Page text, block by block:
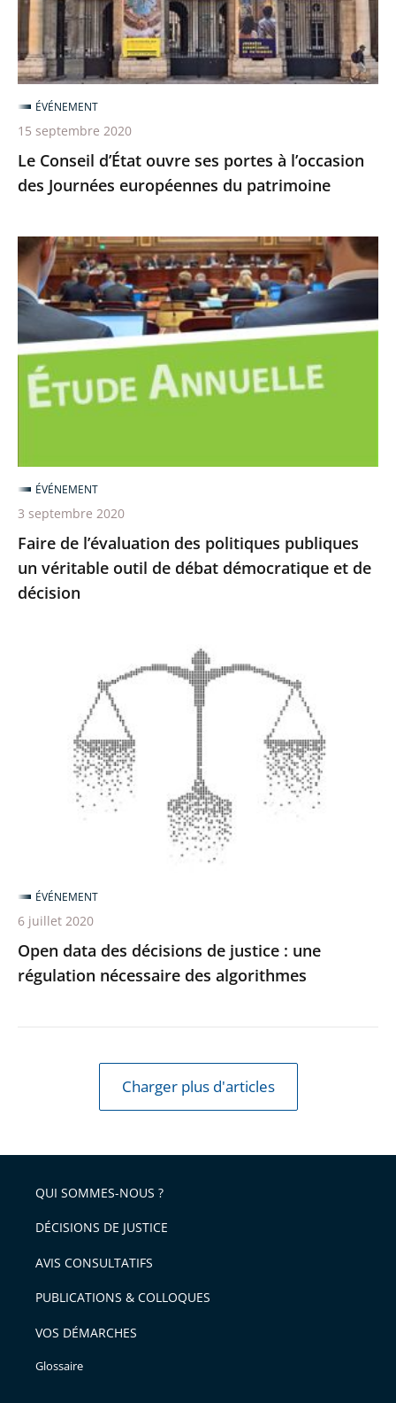
à
l’occasion
des
Journées
européennes
du
patrimoine
Le Conseil d’État ouvre ses portes à l’occasion
des Journées européennes du patrimoine
ÉVÉNEMENT
15 septembre 2020
Faire
de
l’évaluation
politiques
publiques
un
de
débat
démocratique
et
de
décision
Faire de l’évaluation des politiques publiques
un véritable outil de débat démocratique et de
décision
ÉVÉNEMENT
3 septembre 2020
décisions
des
algorithmes
Open data des décisions de justice : une
régulation nécessaire des algorithmes
ÉVÉNEMENT
6 juillet 2020
Charger plus d'articles
QUI SOMMES-NOUS ?
DÉCISIONS DE JUSTICE
AVIS CONSULTATIFS
PUBLICATIONS & COLLOQUES
VOS DÉMARCHES
Glossaire